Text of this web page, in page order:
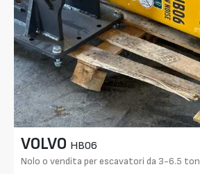
VOLVO HB06
Nolo o vendita per escavatori da 3-6.5 ton